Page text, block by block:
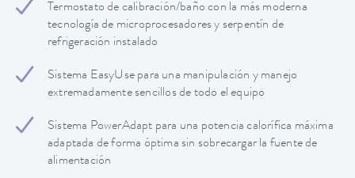
Termostato de calibración/baño con la más moderna
tecnología de microprocesadores y serpentín de
refrigeración instalado
Sistema EasyUse para una manipulación y manejo
extremadamente sencillos de todo el equipo
Sistema PowerAdapt para una potencia calorífica máxima
adaptada de forma óptima sin sobrecargar la fuente de
alimentación